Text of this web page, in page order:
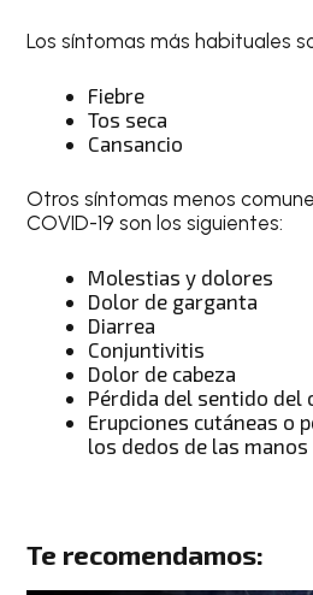
Los síntomas más habituales
Fiebre
Tos seca
Cansancio
Otros síntomas menos
COVID-19 son los siguientes:
Molestias y dolores
Dolor de garganta
Diarrea
Conjuntivitis
Dolor de cabeza
Pérdida del sentido
Erupciones cutáneas o
los dedos de las manos
Te recomendamos: